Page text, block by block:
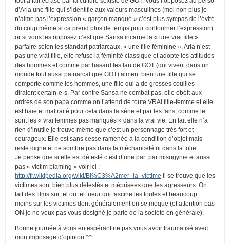
d’Aria une fille qui s’identifie aux valeurs masculines (moi non plus je
n’aime pas l’expression « garçon manqué » c’est plus sympas de l’évité
du coup même si ca prend plus de temps pour contourner l’expression)
or si vous les opposez c’est que Sansa incarne la « une vrai fille »
parfaire selon les standart patriarcaux, « une fille féminine ». Aria n’est
pas une vrai fille, elle refuse la féminité classique et adopte les attitudes
des hommes et comme par hasard les fan de GOT (qui vivent dans un
monde tout aussi patriarcal que GOT) aiment bien une fille qui se
comporte comme les hommes, une fille qui a de grosses couilles
diraient certain·e·s. Par contre Sansa ne combat pas, elle obéit aux
ordres de son papa comme on l’attend de toute VRAI fille-femme et elle
est haie et maltraité pour cela dans la série et par les fans, comme le
sont les « vrai femmes pas manqués » dans la vrai vie. En fait elle n’a
rien d’inutile je trouve même que c’est un personnage très fort et
courageux. Elle est sans cesse ramenée à la condition d’objet mais
reste digne et ne sombre pas dans la méchanceté ni dans la folie.
Je pense que si elle est détesté c’est d’une part par misogynie et aussi
pas « victim blaming » voir ici :
http://fr.wikipedia.org/wiki/Bl%C3%A2mer_la_victime il se trouve que les
victimes sont bien plus détestés et méprisées que les agresseurs. On
fait des films sur tel ou tel tueur qui fascine les foules et beaucoup
moins sur les victimes dont généralement on se moque (et attention pas
ON je ne veux pas vous designé je parle de la société en générale).
Bonne journée à vous en espérant ne pas vous avoir traumatisé avec
mon imposage d’opinion ^^